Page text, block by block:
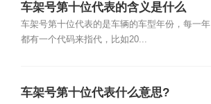
车架号第十位代表的含义是什么
车架号第十位代表的是车辆的车型年份，每一年
都有一个代码来指代，比如20...
车架号第十位代表什么意思?